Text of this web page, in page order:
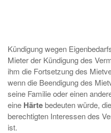
Kündigung wegen
Mieter der Kündigung des
ihm die Fortsetzung des
wenn die Beendigung des
seine Familie oder einen
eine Härtebedeuten würde,
berechtigten Interessen des
ist.